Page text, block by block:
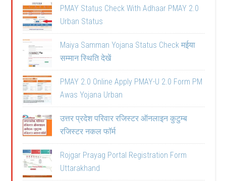
PMAY Status Check With Adhaar PMAY 2.0
Urban Status
Maiya Samman Yojana Status Check मईया
सम्मान स्थिति देखें
PMAY 2.0 Online Apply PMAY-U 2.0 Form PM
Awas Yojana Urban
उत्तर प्रदेश परिवार रजिस्टर ऑनलाइन कुटुम्ब
रजिस्टर नकल फॉर्म
Rojgar Prayag Portal Registration Form
Uttarakhand